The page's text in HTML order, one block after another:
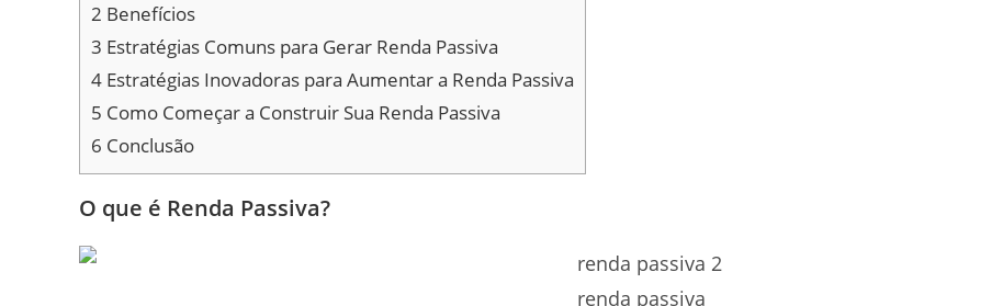
2 Benefícios
3 Estratégias Comuns para Gerar Renda Passiva
4 Estratégias Inovadoras para Aumentar a Renda Passiva
5 Como Começar a Construir Sua Renda Passiva
6 Conclusão
O que é Renda Passiva?
renda passiva